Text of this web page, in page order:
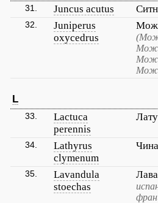
31. Juncus acutus
32.
Juniperus
oxycedrus
L
33.
Lactuca
perennis
34.
Lathyrus
clymenum
35.
Lavandula
stoechas